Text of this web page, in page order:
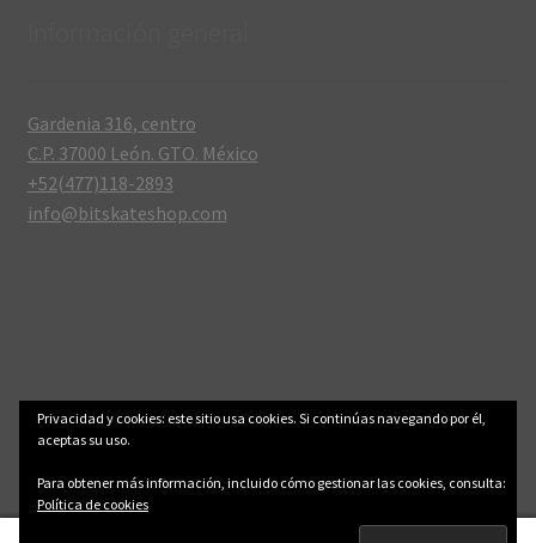
Gardenia 316, centro
C.P. 37000 León. GTO. México
+52(477)118-2893
info@bitskateshop.com
© .: BitSkateShop :. 2006-2026 Aviso legal y privacidad
Privacidad y cookies: este sitio usa cookies. Si continúas navegando por él,
aceptas su uso.
Para obtener más información, incluido cómo gestionar las cookies, consulta:
Política de cookies